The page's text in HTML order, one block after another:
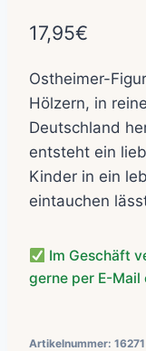
17,95€
Ostheimer-
Hölzern, in
Deutschland
entsteht ein
Kinder in ein
eintauchen
Im Geschäft
gerne per E-
Artikelnummer: 16271